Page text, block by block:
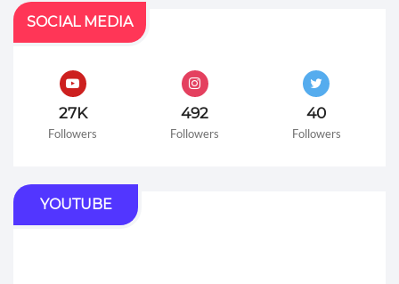
SOCIAL MEDIA
27K
Followers
492
Followers
40
Followers
YOUTUBE